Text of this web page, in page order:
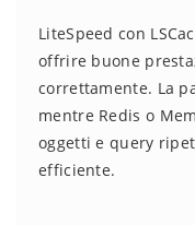
LiteSpeed con
offrire buone
correttamente. La
mentre Redis o
oggetti e query
efficiente.